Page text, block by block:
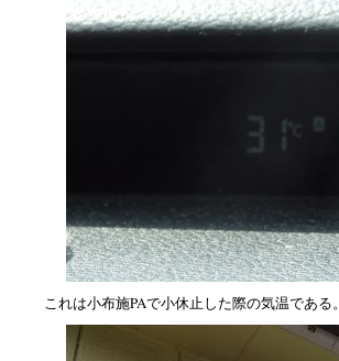
これは小布施PAで小休止した際の気温である。